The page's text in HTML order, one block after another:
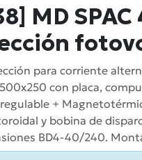
MD
para corriente
con placa,
+
y bobina de
BD4-40/240.